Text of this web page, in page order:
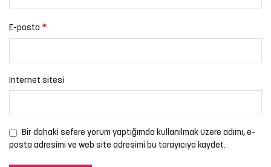
E-posta *
İnternet sitesi
Bir dahaki sefere yorum yaptığımda kullanılmak üzere adımı, e-
posta adresimi ve web site adresimi bu tarayıcıya kaydet.